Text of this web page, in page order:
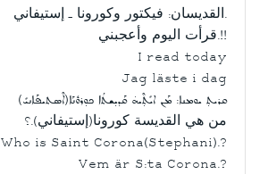
القديسان: فيكتور وكورونا ـ إستيفاني.
قرأت اليوم وأعجبني.!!
I read today
Jag läste i dag
ܩܪܝܬ̣ ܝܘܡܢܐ: ܡܰܢ ܐܝܺܬ̣ܶܝܗ̇ ܩܰܕܝ̣ܫܬܳܐ ܟܘ̣ܪܘܽܢܰܐ(ܐܶܣܬܝܦܰܐܢܝܺ)
من هي القديسة كورونا(إستيفاني).؟
Who is Saint Corona(Stephani).?
Vem är S:ta Corona.?